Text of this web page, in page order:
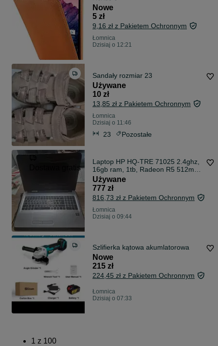
Nowe
5 zł
9,16 zł z Pakietem Ochronnym
Łomnica
Dzisiaj o 12:21
Sandały rozmiar 23
Używane
10 zł
13,85 zł z Pakietem Ochronnym
Łomnica
Dzisiaj o 11:46
23 Pozostałe
Dostawa gratis
Laptop HP HQ-TRE 71025 2.4ghz,
16gb ram, 1tb, Radeon R5 512mb
+ Radeon R7 M340
Używane
777 zł
816,73 zł z Pakietem Ochronnym
Łomnica
Dzisiaj o 09:44
Szlifierka kątowa akumlatorowa
Nowe
215 zł
224,45 zł z Pakietem Ochronnym
Łomnica
Dzisiaj o 07:33
1 z 100